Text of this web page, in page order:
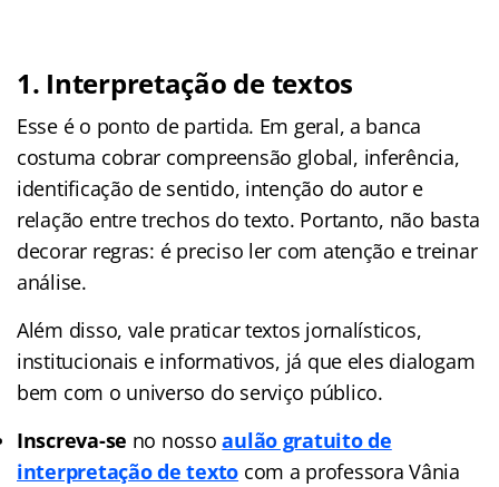
1. Interpretação de textos
Esse é o ponto de partida. Em geral, a banca
costuma cobrar compreensão global, inferência,
identificação de sentido, intenção do autor e
relação entre trechos do texto. Portanto, não basta
decorar regras: é preciso ler com atenção e treinar
análise.
Além disso, vale praticar textos jornalísticos,
institucionais e informativos, já que eles dialogam
bem com o universo do serviço público.
Inscreva-se no nossoaulão gratuito de
interpretação de texto com a professora Vânia